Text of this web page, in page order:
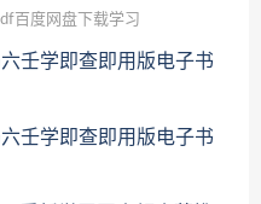
百度网盘下载学习
壬学即查即用版电子书
壬学即查即用版电子书